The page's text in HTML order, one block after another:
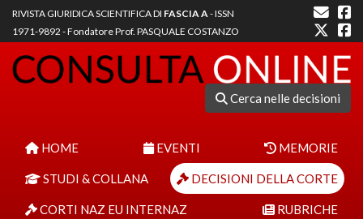
RIVISTA GIURIDICA SCIENTIFICA DI FASCIA A- ISSN
1971-9892 - Fondatore Prof. PASQUALE COSTANZO
Cerca nelle decisioni
HOME EVENTI MEMORIE
STUDI & COLLANA DECISIONI DELLA CORTE
CORTI NAZ EU INTERNAZ RUBRICHE